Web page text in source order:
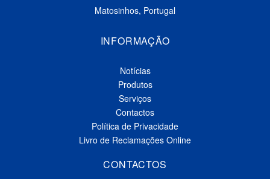
Matosinhos, Portugal
INFORMAÇÃO
Notícias
Produtos
Serviços
Contactos
Política de Privacidade
Livro de Reclamações Online
CONTACTOS